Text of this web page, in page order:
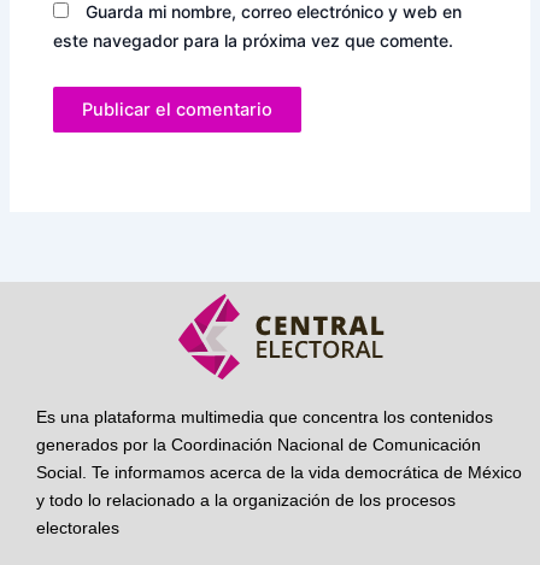
Guarda mi nombre, correo electrónico y web en
este navegador para la próxima vez que comente.
Es una plataforma multimedia que concentra los contenidos
generados por la Coordinación Nacional de Comunicación
Social. Te informamos acerca de la vida democrática de México
y todo lo relacionado a la organización de los procesos
electorales